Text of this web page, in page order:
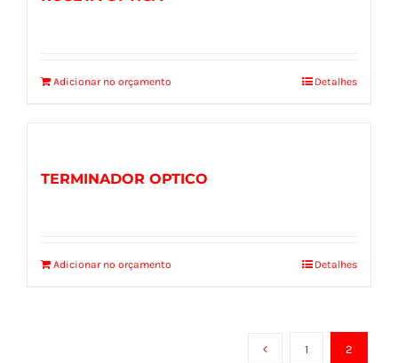
Adicionar no orçamento Detalhes
TERMINADOR OPTICO
Adicionar no orçamento Detalhes
1 2